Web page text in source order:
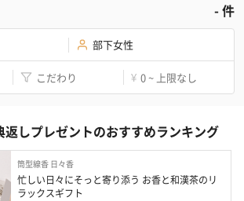
-件
部下女性
こだわり ¥ 0 ~ 上限なし
返しプレゼントのおすすめランキング
筒型線香 日々香
忙しい日々にそっと寄り添う お香と和漢茶のリ
ラックスギフト